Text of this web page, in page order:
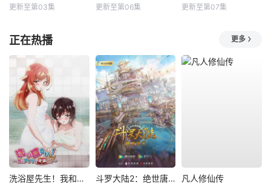
更新至第03集 更新至第06集 更新至第07集
正在热播 更多
洗浴屋先生！我和那家伙在女浴池！？ 斗罗大陆2：绝世唐门 凡人修仙传